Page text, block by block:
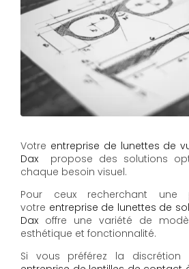
Votre entreprise de lunettes de
Dax propose des solutions
chaque besoin visuel.
Pour ceux recherchant une
votre entreprise de lunettes de
Dax offre une variété de
esthétique et fonctionnalité.
Si vous préférez la discrétion